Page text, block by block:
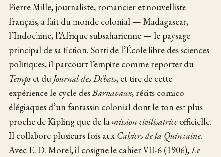
Pierre Mille, journaliste, romancier et nouvelliste
français, a fait du monde colonial — Madagascar,
l’Indochine, l’Afrique subsaharienne — le paysage
principal de sa fiction. Sorti de l’École libre des sciences
politiques, il parcourt l’empire comme reporter du
Temps et du Journal des Débats, et tire de cette
expérience le cycle desBarnavaux, récits comico-
élégiaques d’un fantassin colonial dont le ton est plus
proche de Kipling que de la mission civilisatriceofficielle.
Il collabore plusieurs fois aux Cahiers de la Quinzaine.
Avec E. D. Morel, il cosigne le cahier VII-6 (1906),Le